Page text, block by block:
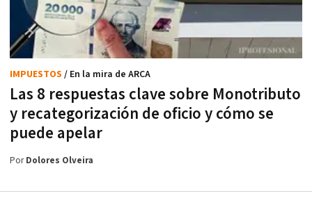
Las 8 respuestas clave sobre Monotributo
y recategorización de oficio y cómo se
puede apelar
IMPUESTOS / En la mira de ARCA
PorDolores Olveira